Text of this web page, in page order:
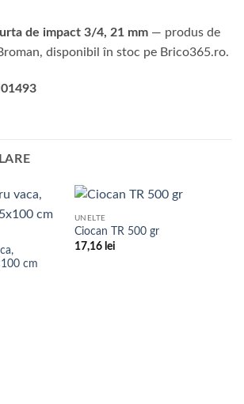
de impact 3/4, 21 mm — produs de
disponibil în stoc pe Brico365.ro.
cm
UNELTE
Ciocan TR 500 gr
17,16 lei